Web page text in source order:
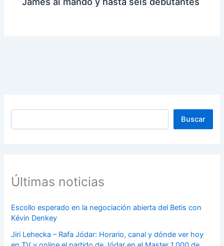
Buscar
Buscar
Últimas noticias
Escollo esperado en la negociación abierta del Betis con
Kévin Denkey
Jiri Lehecka – Rafa Jódar: Horario, canal y dónde ver hoy